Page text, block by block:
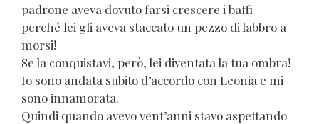
padrone aveva dovuto farsi crescere i baffi
perché lei gli aveva staccato un pezzo di labbro a
morsi!
Se la conquistavi, però, lei diventata la tua ombra!
Io sono andata subito d’accordo con Leonia e mi
sono innamorata.
Quindi quando avevo vent’anni stavo aspettando